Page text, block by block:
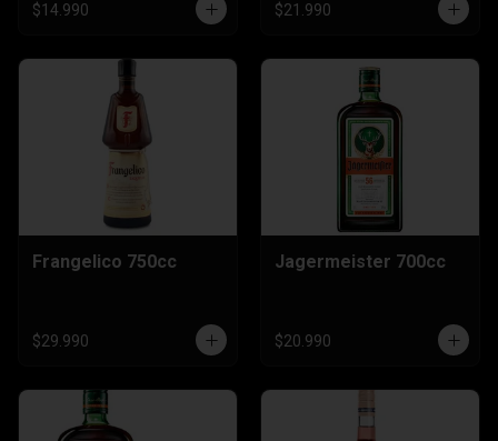
$14.990 $21.990
Frangelico 750cc
$29.990
Jagermeister 700cc
$20.990